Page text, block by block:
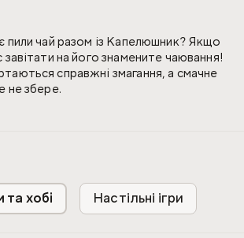
пили чай разом із Капелюшник? Якщо
на його знамените чаювання!
справжні змагання, а смачне
не збере.
маршрут через дивовижний світ
від Аліса, яка постійно потрапляла в
вам варто заздалегідь продумати
та хобі Настільні ігри